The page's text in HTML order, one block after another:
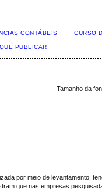
CONTÁBEIS CURSO
PUBLICAR
Tamanho da
por meio de levantamento,
que nas empresas